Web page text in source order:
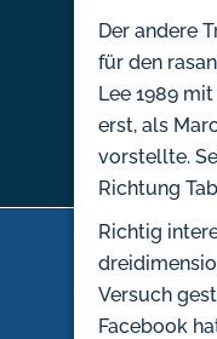
Der andere
für den
Lee 1989
erst, als
vorstellte.
Richtung
Richtig
Versuch
Facebook